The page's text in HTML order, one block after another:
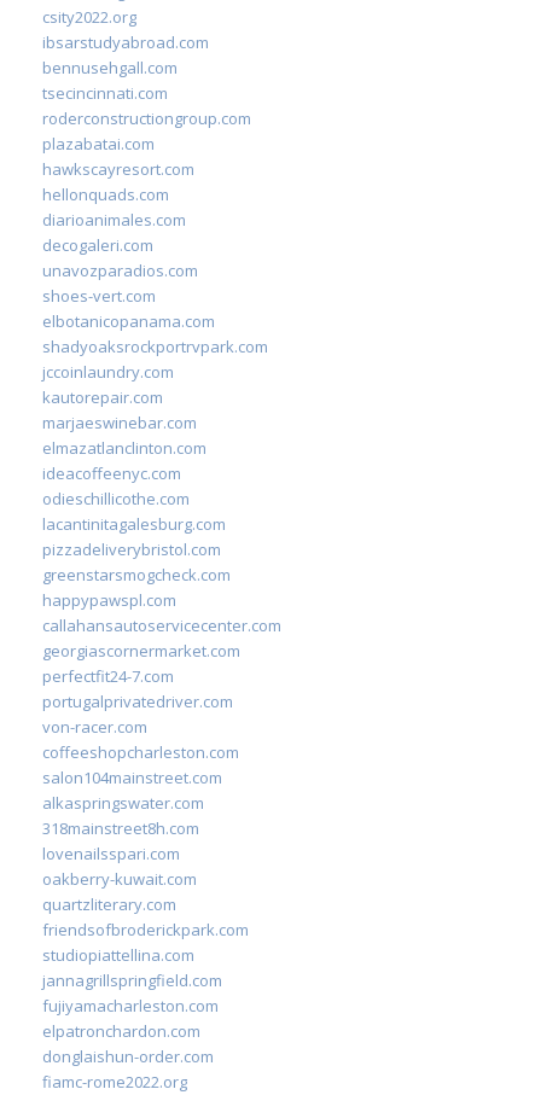
csity2022.org
ibsarstudyabroad.com
bennusehgall.com
tsecincinnati.com
roderconstructiongroup.com
plazabatai.com
hawkscayresort.com
hellonquads.com
diarioanimales.com
decogaleri.com
unavozparadios.com
shoes-vert.com
elbotanicopanama.com
shadyoaksrockportrvpark.com
jccoinlaundry.com
kautorepair.com
marjaeswinebar.com
elmazatlanclinton.com
ideacoffeenyc.com
odieschillicothe.com
lacantinitagalesburg.com
pizzadeliverybristol.com
greenstarsmogcheck.com
happypawspl.com
callahansautoservicecenter.com
georgiascornermarket.com
perfectfit24-7.com
portugalprivatedriver.com
von-racer.com
coffeeshopcharleston.com
salon104mainstreet.com
alkaspringswater.com
318mainstreet8h.com
lovenailsspari.com
oakberry-kuwait.com
quartzliterary.com
friendsofbroderickpark.com
studiopiattellina.com
jannagrillspringfield.com
fujiyamacharleston.com
elpatronchardon.com
donglaishun-order.com
fiamc-rome2022.org